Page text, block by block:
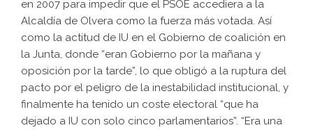
en 2007 para impedir que el PSOE accediera a la
Alcaldía de Olvera como la fuerza más votada. Así
como la actitud de IU en el Gobierno de coalición en
la Junta, donde “eran Gobierno por la mañana y
oposición por la tarde”, lo que obligó a la ruptura del
pacto por el peligro de la inestabilidad institucional, y
finalmente ha tenido un coste electoral “que ha
dejado a IU con solo cinco parlamentarios”. “Era una